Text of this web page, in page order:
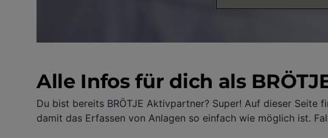
Alle Infos für dich als
Du bist bereits BRÖTJE Aktivpartner? Super! Auf dieser
damit das Erfassen von Anlagen so einfach wie möglich ist.